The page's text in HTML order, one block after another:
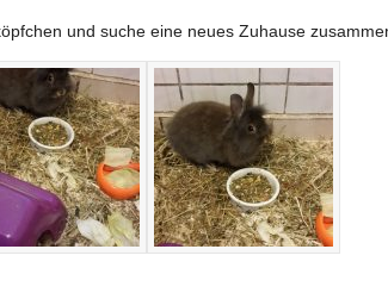
und suche eine neues Zuhause